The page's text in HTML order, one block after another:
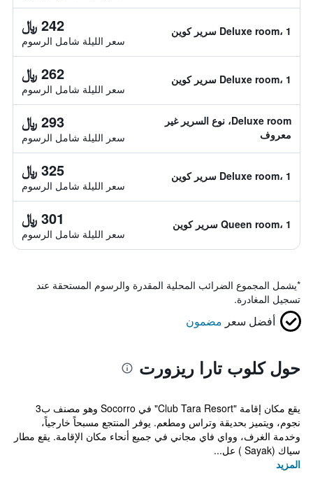
Deluxe room، 1 سرير كوين 242 ﷼
سعر الليلة شامل الرسوم
Deluxe room، 1 سرير كوين 262 ﷼
سعر الليلة شامل الرسوم
Deluxe room، نوع السرير غير
معروف
293 ﷼
سعر الليلة شامل الرسوم
Deluxe room، 1 سرير كوين 325 ﷼
سعر الليلة شامل الرسوم
Queen room، 1 سرير كوين 301 ﷼
سعر الليلة شامل الرسوم
*يشمل المجموع الضرائب المحلية المقدرة والرسوم المستحقة عند
تسجيل المغادرة.
أفضل سعر مضمون
حول كلوب تارا ريزورت
يقع مكان إقامة "Club Tara Resort" في Socorro وهو مصنف ب3
نجوم، ويتميز بحديقة وتراس ومطعم. يوفر المنتجع مسبحاً خارجياً،
وخدمة الغرف، وواي فاي مجاني في جميع أنحاء مكان الإقامة. يقع مطار
سياك (Sayak ) عل...
المزيد